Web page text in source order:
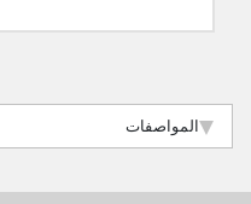
المواصفات